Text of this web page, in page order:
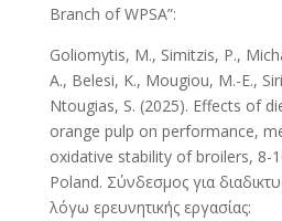
Branch of WPSA”:
Goliomytis, M., Simitzis, P.,
A., Belesi, K., Mougiou, M.-E.,
Ntougias, S. (2025). Effects of
orange pulp on performance,
oxidative stability of broilers, 8-
Poland. Σύνδεσμος για
λόγω ερευνητικής εργασίας: